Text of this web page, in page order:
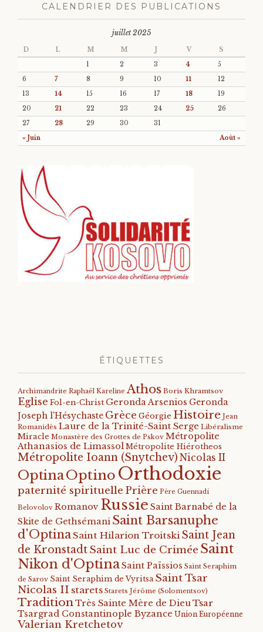
CALENDRIER DES PUBLICATIONS
juillet 2025
D L M M J V S
« Juin Août »
1 2 3 4
5
6
7 8 9 10 11
12
13
14 15 16 17 18
19
20
21 22 23 24 25
26
27
28 29 30 31
ÉTIQUETTES
Archimandrite Raphaël Kareline Athos Boris Khramtsov
Eglise Fol-en-Christ Geronda Arsenios Geronda
Joseph l'Hésychaste Grèce Géorgie Histoire Jean
Romanidès Laure de la Trinité-Saint Serge Libéralisme
Miracle Monastère des Grottes de Pskov Métropolite
Athanasios de Limassol Métropolite Hiérotheos
Métropolite Ioann (Snytchev) Nicolas II
OptinaOptino Orthodoxie
paternité spirituelle Prière Père Guennadi
Belovolov Romanov Russie Saint Barnabé de la
Skite de Gethsémani Saint Barsanuphe
d'OptinaSaint Hilarion Troitski Saint Jean
de KronstadtSaint Luc de Crimée Saint
Nikon d'OptinaSaint Païssios Saint Seraphim
de Sarov Saint Seraphim de Vyritsa Saint Tsar
Nicolas II starets Starets Jérôme (Solomentsov)
TraditionTrès Sainte Mère de DieuTsar
Tsargrad Constantinople Byzance Union Européenne
Valerian Kretchetov